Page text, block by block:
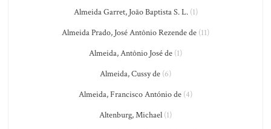
Almeida Garret, João Baptista S. L.(1)
Almeida Prado, José Antônio Rezende de (11)
Almeida, Antônio José de (1)
Almeida, Cussy de (6)
Almeida, Francisco António de (4)
Altenburg, Michael (1)